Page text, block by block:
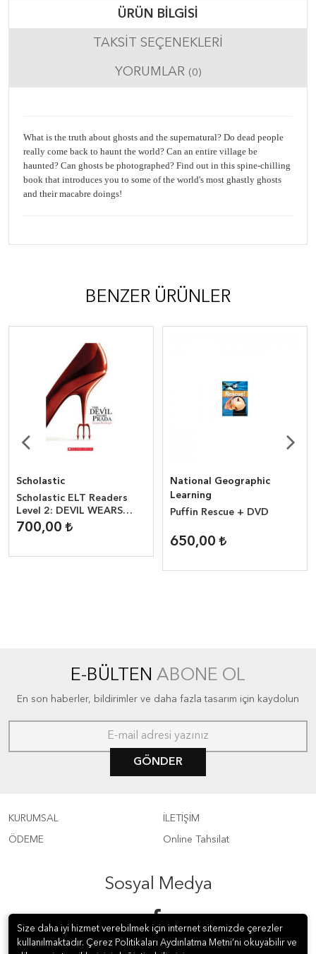
ÜRÜN BILGISI
TAKSIT SEÇENEKLERI
YORUMLAR (0)
What is the truth about ghosts and the supernatural? Do dead people
really come back to haunt the world? Can an entire village be
haunted? Can ghosts be photographed? Find out in this spine-chilling
book that introduces you to some of the world's most ghastly ghosts
and their macabre doings!
BENZER ÜRÜNLER
Scholastic
Scholastic ELT Readers
Level 2: DEVIL WEARS
PRADA
700,00
National Geographic
Learning
Puffin Rescue + DVD
650,00
E-BÜLTEN ABONE OL
En son haberler, bildirimler ve daha fazla tasarım için kaydolun
GÖNDER
KURUMSAL
ÖDEME
İLETİŞİM
Online Tahsilat
Sosyal Medya
Size daha iyi hizmet verebilmek için internet sitemizde çerezler
kullanılmaktadır. Çerez Politikaları Aydınlatma Metni’ni okuyabilir ve